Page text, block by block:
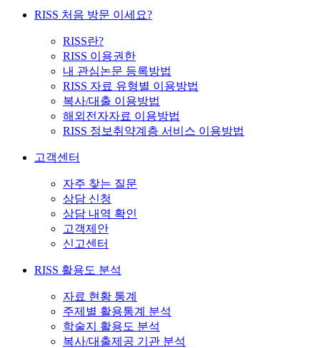
RISS 처음 방문 이세요?
RISS란?
RISS 이용권한
내 관심논문 등록방법
RISS 자료 유형별 이용방법
복사/대출 이용방법
해외전자자료 이용방법
RISS 정보취약계층 서비스 이용방법
고객센터
자주 찾는 질문
상담 신청
상담 내역 확인
고객제안
신고센터
RISS 활용도 분석
자료 현황 통계
주제별 활용통계 분석
학술지 활용도 분석
복사/대출제공 기관 분석